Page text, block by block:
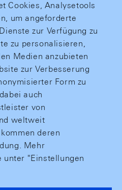
Cookies, Analysetools
um angeforderte
zur Verfügung zu
zu personalisieren,
Medien anzubieten
zur Verbesserung
Form zu
auch
von
weltweit
deren
Mehr
unter "Einstellungen